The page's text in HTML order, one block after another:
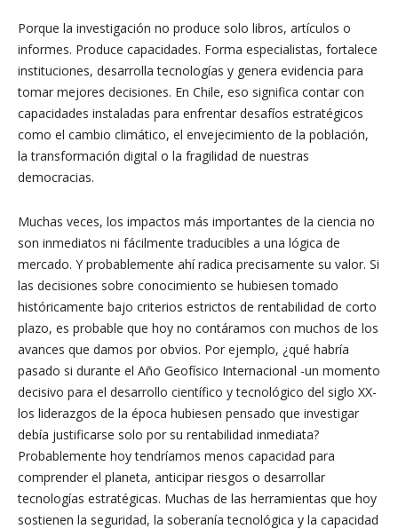
Porque la investigación no produce solo libros, artículos o
informes. Produce capacidades. Forma especialistas, fortalece
instituciones, desarrolla tecnologías y genera evidencia para
tomar mejores decisiones. En Chile, eso significa contar con
capacidades instaladas para enfrentar desafíos estratégicos
como el cambio climático, el envejecimiento de la población,
la transformación digital o la fragilidad de nuestras
democracias.
Muchas veces, los impactos más importantes de la ciencia no
son inmediatos ni fácilmente traducibles a una lógica de
mercado. Y probablemente ahí radica precisamente su valor. Si
las decisiones sobre conocimiento se hubiesen tomado
históricamente bajo criterios estrictos de rentabilidad de corto
plazo, es probable que hoy no contáramos con muchos de los
avances que damos por obvios. Por ejemplo, ¿qué habría
pasado si durante el Año Geofísico Internacional -un momento
decisivo para el desarrollo científico y tecnológico del siglo XX-
los liderazgos de la época hubiesen pensado que investigar
debía justificarse solo por su rentabilidad inmediata?
Probablemente hoy tendríamos menos capacidad para
comprender el planeta, anticipar riesgos o desarrollar
tecnologías estratégicas. Muchas de las herramientas que hoy
sostienen la seguridad, la soberanía tecnológica y la capacidad